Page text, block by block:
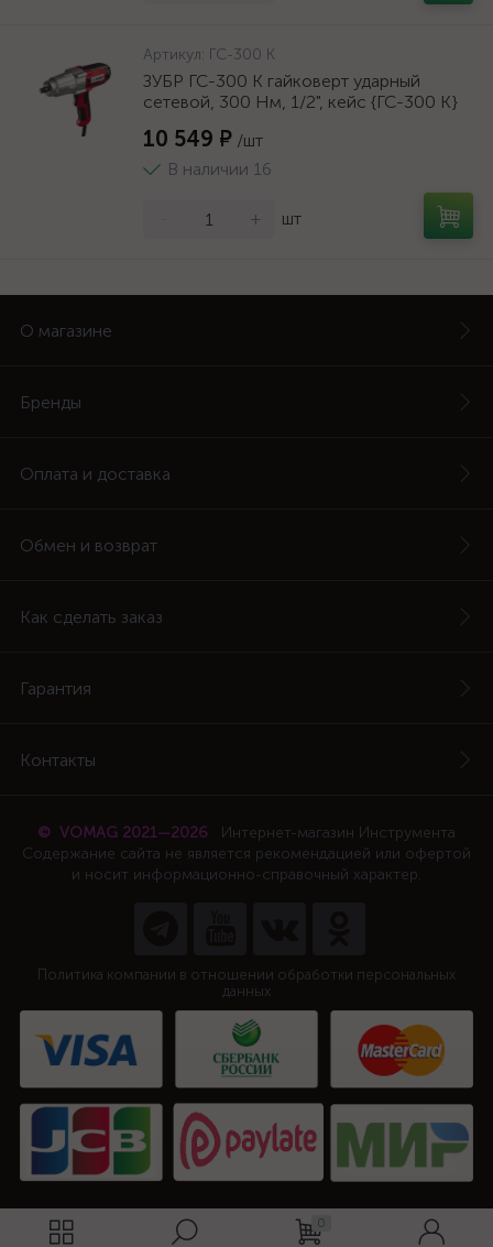
0
Артикул: ГС-300 К
ЗУБР ГС-300 К гайковерт ударный
сетевой, 300 Нм, 1/2", кейс {ГС-300 К}
10 549 ₽ /шт
В наличии 16
+ шт
О магазине
Бренды
Оплата и доставка
Обмен и возврат
Как сделать заказ
Гарантия
Контакты
© VOMAG 2021—2026
Интернет-магазин Инструмента
Содержание сайта не является рекомендацией или офертой
и носит информационно-справочный характер.
Политика компании в отношении обработки персональных
данных